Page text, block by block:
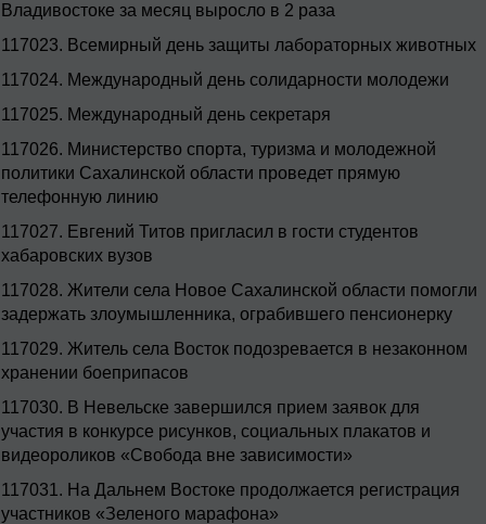
Владивостоке за месяц выросло в 2 раза
117023. Всемирный день защиты лабораторных животных
117024. Международный день солидарности молодежи
117025. Международный день секретаря
117026. Министерство спорта, туризма и молодежной
политики Сахалинской области проведет прямую
телефонную линию
117027. Евгений Титов пригласил в гости студентов
хабаровских вузов
117028. Жители села Новое Сахалинской области помогли
задержать злоумышленника, ограбившего пенсионерку
117029. Житель села Восток подозревается в незаконном
хранении боеприпасов
117030. В Невельске завершился прием заявок для
участия в конкурсе рисунков, социальных плакатов и
видеороликов «Свобода вне зависимости»
117031. На Дальнем Востоке продолжается регистрация
участников «Зеленого марафона»